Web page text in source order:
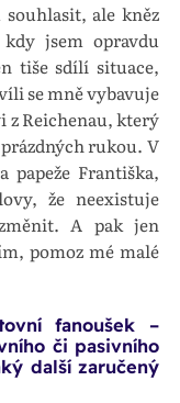
ale kněz
jsem opravdu
tiše sdílí situace,
se mně vybavuje
z Reichenau, který
rukou. V
Františka,
že neexistuje
A pak jen
pomoz mé malé
fanoušek –
či pasivního
další zaručený